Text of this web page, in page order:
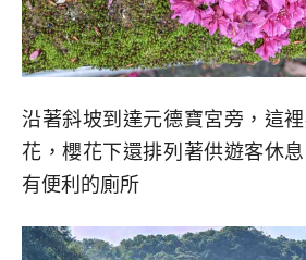
沿著斜坡到達元德寶宮旁，這
花，櫻花下還排列著供遊客休
有便利的廁所